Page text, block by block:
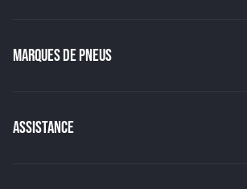
GMP
JAPAN RACING
BBS
MARQUES DE PNEUS
PIRELLI
HANKOOK
ASSISTANCE